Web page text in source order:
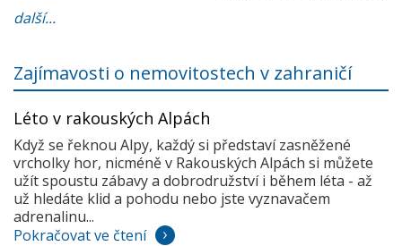
další...
Zajímavosti o nemovitostech v zahraničí
Léto v rakouských Alpách
Když se řeknou Alpy, každý si představí zasněžené
vrcholky hor, nicméně v Rakouských Alpách si můžete
užít spoustu zábavy a dobrodružství i během léta - až
už hledáte klid a pohodu nebo jste vyznavačem
adrenalinu...
Pokračovat ve čtení